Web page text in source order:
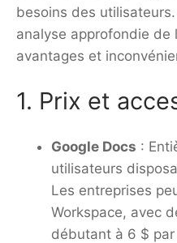
besoins des
analyse approfondie de
avantages et
1. Prix et
Google Docs :
utilisateurs
Les entreprises
Workspace, avec
débutant à 6 $